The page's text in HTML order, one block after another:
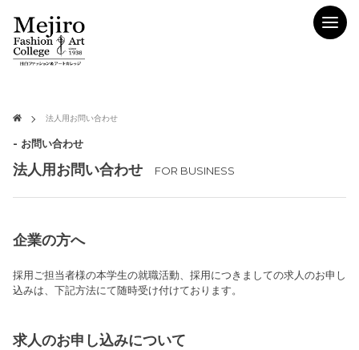
法人用お問い合わせ
- お問い合わせ
法人用お問い合わせ FOR BUSINESS
企業の方へ
採用ご担当者様の本学生の就職活動、採用につきましての求人のお申し
込みは、下記方法にて随時受け付けております。
求人のお申し込みについて